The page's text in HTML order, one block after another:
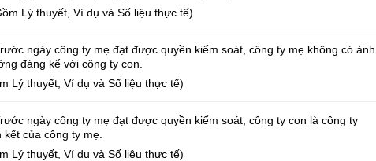
Lý thuyết, Ví dụ và Số liệu thực tế)
ngày công ty mẹ đạt được quyền kiểm soát, công ty mẹ không có ảnh
đáng kể với công ty con.
Lý thuyết, Ví dụ và Số liệu thực tế)
ngày công ty mẹ đạt được quyền kiểm soát, công ty con là công ty
kết của công ty mẹ.
Lý thuyết, Ví dụ và Số liệu thực tế)